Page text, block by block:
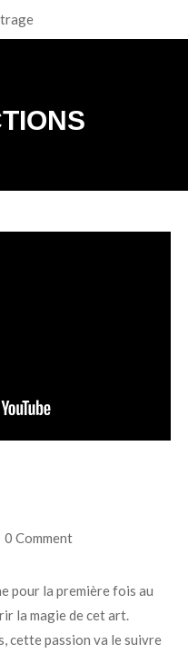
0 Comment
pour la première fois au
la magie de cet art.
cette passion va le suivre